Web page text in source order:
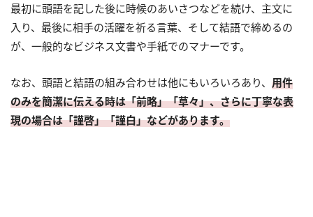
最初に頭語を記した後に時候のあいさつなどを続け、主文に
入り、最後に相手の活躍を祈る言葉、そして結語で締めるの
が、一般的なビジネス文書や手紙でのマナーです。
なお、頭語と結語の組み合わせは他にもいろいろあり、 用件
のみを簡潔に伝える時は「前略」「草々」、さらに丁寧な表
現の場合は「謹啓」「謹白」などがあります。